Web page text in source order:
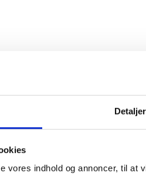
Detaljer
vores indhold og annoncer, til at